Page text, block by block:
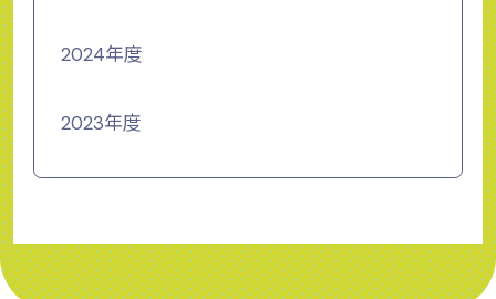
2024年度
2023年度